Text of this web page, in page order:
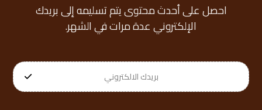
احصل على أحدث محتوى يتم تسليمه إلى بريدك
الإلكتروني عدة مرات في الشهر.